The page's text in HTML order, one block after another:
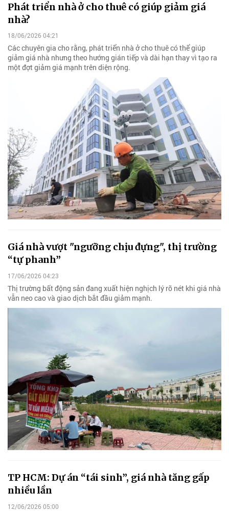
Phát triển nhà ở cho thuê có giúp giảm giá
nhà?
18/06/2026 04:21
Các chuyên gia cho rằng, phát triển nhà ở cho thuê có thể giúp
giảm giá nhà nhưng theo hướng gián tiếp và dài hạn thay vì tạo ra
một đợt giảm giá mạnh trên diện rộng.
Giá nhà vượt "ngưỡng chịu đựng", thị trường
“tự phanh”
17/06/2026 04:23
Thị trường bất động sản đang xuất hiện nghịch lý rõ nét khi giá nhà
vẫn neo cao và giao dịch bắt đầu giảm mạnh.
TP HCM: Dự án “tái sinh”, giá nhà tăng gấp
nhiều lần
12/06/2026 05:00